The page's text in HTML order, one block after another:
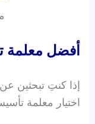
أفضل معلمة
إذا كنتِ تبحثين
اختيار معلمة